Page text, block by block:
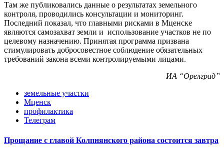
Там же публиковались данные о результатах земельного
контроля, проводились консультации и мониторинг.
Последний показал, что главными рисками в Мценске
являются самозахват земли и использование участков не по
целевому назначению. Принятая программа призвана
стимулировать добросовестное соблюдение обязательных
требований закона всеми контролируемыми лицами.
ИА “Орелград”
земельные участки
Мценск
профилактика
Телеграм
Прощание с главой Колпнянского района состоится завтра